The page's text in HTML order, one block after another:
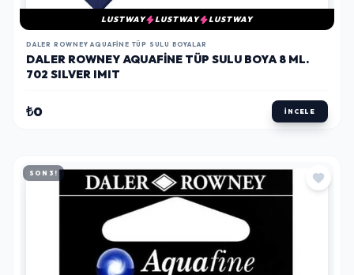
LUSTWAY LUSTWAY LUSTWAY
DALER ROWNEY AQUAFINE TÜP SULU BOYALAR
DALER ROWNEY AQUAFINE TÜP SULU BOYA 8 ML.
702 SILVER IMIT
₺0 İNCELE
SON 3!